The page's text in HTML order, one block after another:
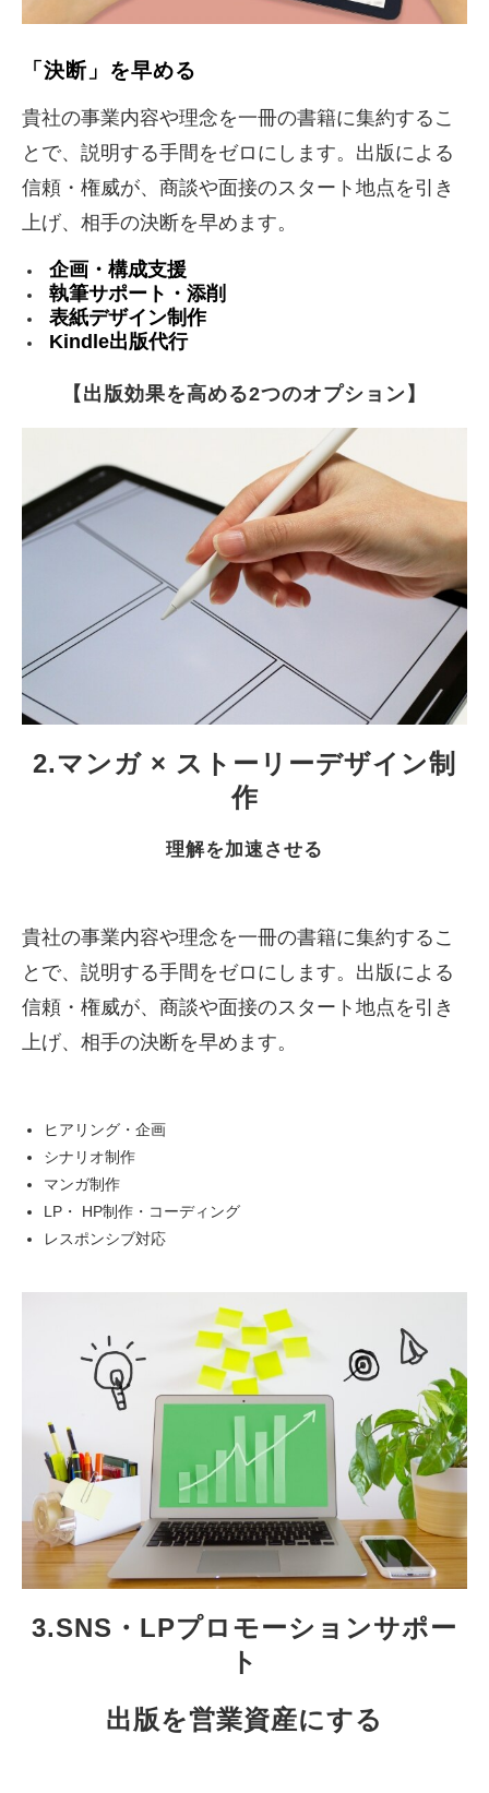
「決断」を早める
貴社の事業内容や理念を一冊の書籍に集約するこ
とで、説明する手間をゼロにします。出版による
信頼・権威が、商談や面接のスタート地点を引き
上げ、相手の決断を早めます。
企画・構成支援
執筆サポート・添削
表紙デザイン制作
Kindle出版代行
【出版効果を高める2つのオプション】
2.マンガ × ストーリーデザイン制
作
理解を加速させる
貴社の事業内容や理念を一冊の書籍に集約するこ
とで、説明する手間をゼロにします。出版による
信頼・権威が、商談や面接のスタート地点を引き
上げ、相手の決断を早めます。
ヒアリング・企画
シナリオ制作
マンガ制作
LP ・ HP制作・コーディング
レスポンシブ対応
3.SNS・LPプロモーションサポー
ト
出版を営業資産にする